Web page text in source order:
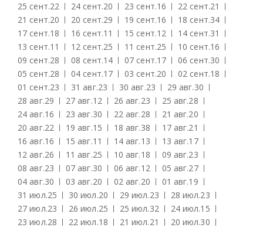
25 сент.22 24 сент.20 23 сент.16 22 сент.21
21 сент.20 20 сент.29 19 сент.16 18 сент.34
17 сент.18 16 сент.11 15 сент.12 14 сент.31
13 сент.11 12 сент.25 11 сент.25 10 сент.16
09 сент.28 08 сент.14 07 сент.17 06 сент.30
05 сент.28 04 сент.17 03 сент.20 02 сент.18
01 сент.23 31 авг.23 30 авг.23 29 авг.30
28 авг.29 27 авг.12 26 авг.23 25 авг.28
24 авг.16 23 авг.30 22 авг.28 21 авг.20
20 авг.22 19 авг.15 18 авг.38 17 авг.21
16 авг.16 15 авг.11 14 авг.13 13 авг.17
12 авг.26 11 авг.25 10 авг.18 09 авг.23
08 авг.23 07 авг.30 06 авг.12 05 авг.27
04 авг.30 03 авг.20 02 авг.20 01 авг.19
31 июл.25 30 июл.20 29 июл.23 28 июл.23
27 июл.23 26 июл.25 25 июл.32 24 июл.15
23 июл.28 22 июл.18 21 июл.21 20 июл.30